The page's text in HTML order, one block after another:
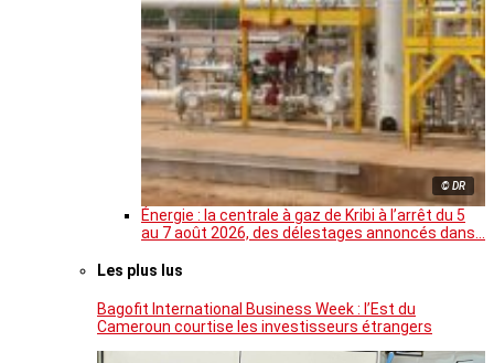
© DR
Énergie : la centrale à gaz de Kribi à l’arrêt du 5
au 7 août 2026, des délestages annoncés dans…
Les plus lus
Bagofit International Business Week : l’Est du
Cameroun courtise les investisseurs étrangers